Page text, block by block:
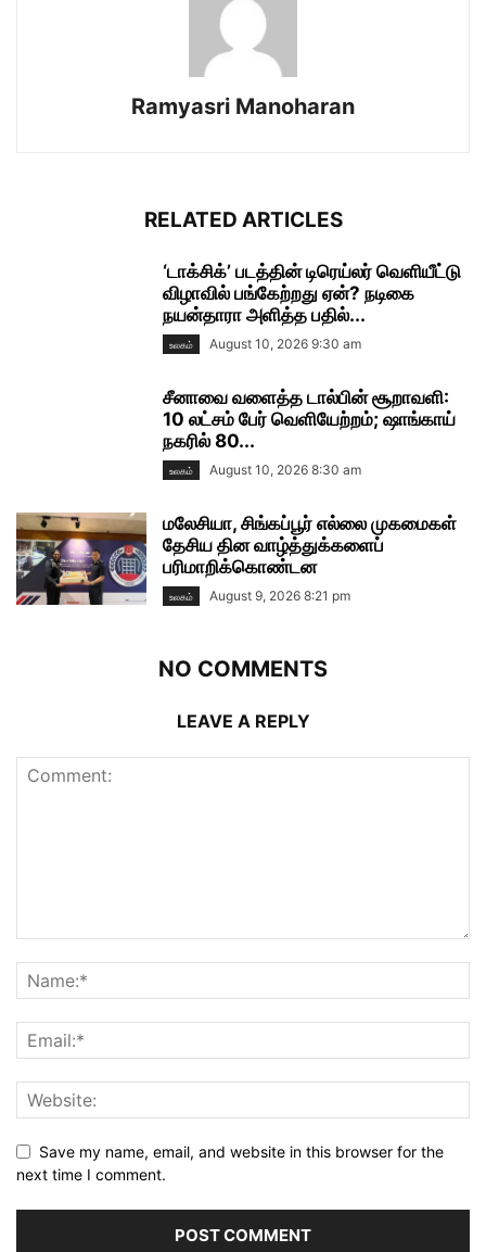
Ramyasri Manoharan
RELATED ARTICLES
‘டாக்சிக்’ படத்தின் டிரெய்லர் வெளியீட்டு
விழாவில் பங்கேற்றது ஏன்? நடிகை
நயன்தாரா அளித்த பதில்...
உலகம் August 10, 2026 9:30 am
சீனாவை வளைத்த டால்பின் சூறாவளி:
10 லட்சம் பேர் வெளியேற்றம்; ஷாங்காய்
நகரில் 80...
உலகம் August 10, 2026 8:30 am
மலேசியா, சிங்கப்பூர் எல்லை முகமைகள்
தேசிய தின வாழ்த்துக்களைப்
பரிமாறிக்கொண்டன
உலகம் August 9, 2026 8:21 pm
NO COMMENTS
LEAVE A REPLY
Save my name, email, and website in this browser for the
next time I comment.